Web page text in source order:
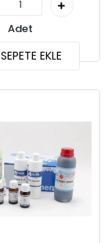
Adet
SEPETE EKLE